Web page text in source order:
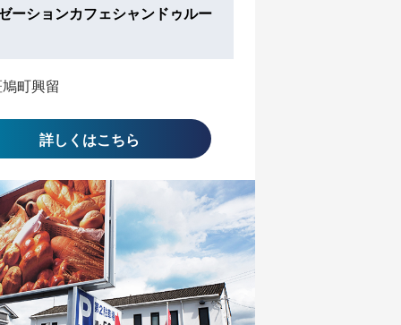
ーションカフェシャンドゥルー
町興留
詳しくはこちら